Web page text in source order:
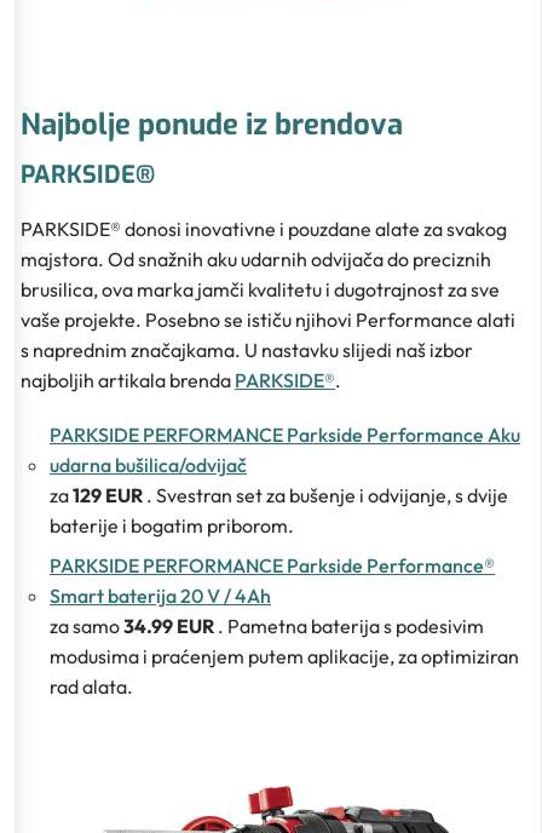
Najbolje ponude iz brendova
PARKSIDE®
PARKSIDE® donosi inovativne i pouzdane alate za svakog
majstora. Od snažnih aku udarnih odvijača do preciznih
brusilica, ova marka jamči kvalitetu i dugotrajnost za sve
vaše projekte. Posebno se ističu njihovi Performance alati
s naprednim značajkama. U nastavku slijedi naš izbor
najboljih artikala brenda PARKSIDE®.
PARKSIDE PERFORMANCE Parkside Performance Aku
udarna bušilica/odvijač
za129 EUR . Svestran set za bušenje i odvijanje, s dvije
baterije i bogatim priborom.
PARKSIDE PERFORMANCE Parkside Performance®
Smart baterija 20 V / 4Ah
za samo34.99 EUR . Pametna baterija s podesivim
modusima i praćenjem putem aplikacije, za optimiziran
rad alata.